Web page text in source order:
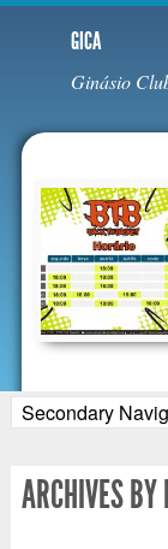
GICA
Ginásio
ARCHIVES BY